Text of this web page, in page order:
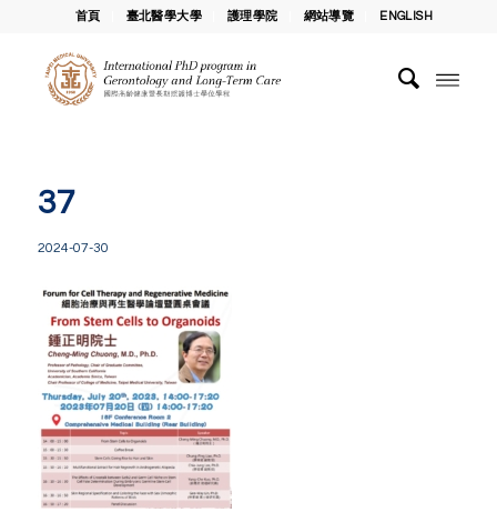
首頁 臺北醫學大學 護理學院 網站導覽 ENGLISH
37
2024-07-30